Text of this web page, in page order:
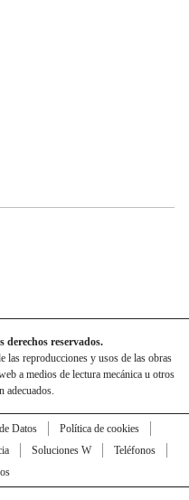
reservados.
reproducciones y usos de las obras
a medios de lectura mecánica u otros
adecuados.
Datos
Política de cookies
Soluciones W
Teléfonos